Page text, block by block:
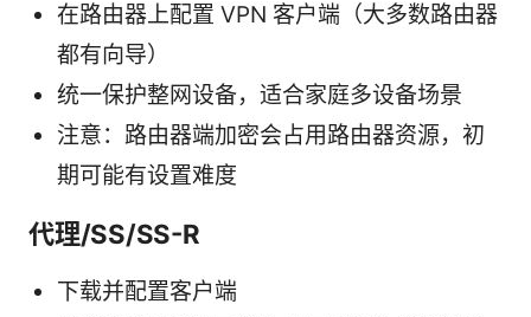
在路由器上配置 VPN 客户端（大多数路由器
都有向导）
统一保护整网设备，适合家庭多设备场景
注意：路由器端加密会占用路由器资源，初
期可能有设置难度
代理/SS/SS-R
下载并配置客户端